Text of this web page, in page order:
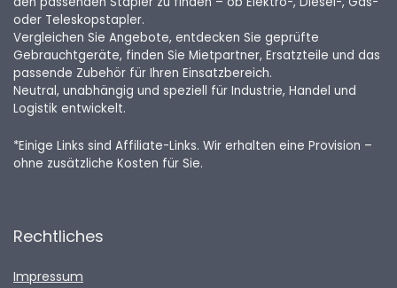
oder Teleskopstapler.
Vergleichen Sie Angebote, entdecken Sie geprüfte
Gebrauchtgeräte, finden Sie Mietpartner, Ersatzteile und das
passende Zubehör für Ihren Einsatzbereich.
Neutral, unabhängig und speziell für Industrie, Handel und
Logistik entwickelt.
*Einige Links sind Affiliate-Links. Wir erhalten eine Provision –
ohne zusätzliche Kosten für Sie.
Rechtliches
Impressum